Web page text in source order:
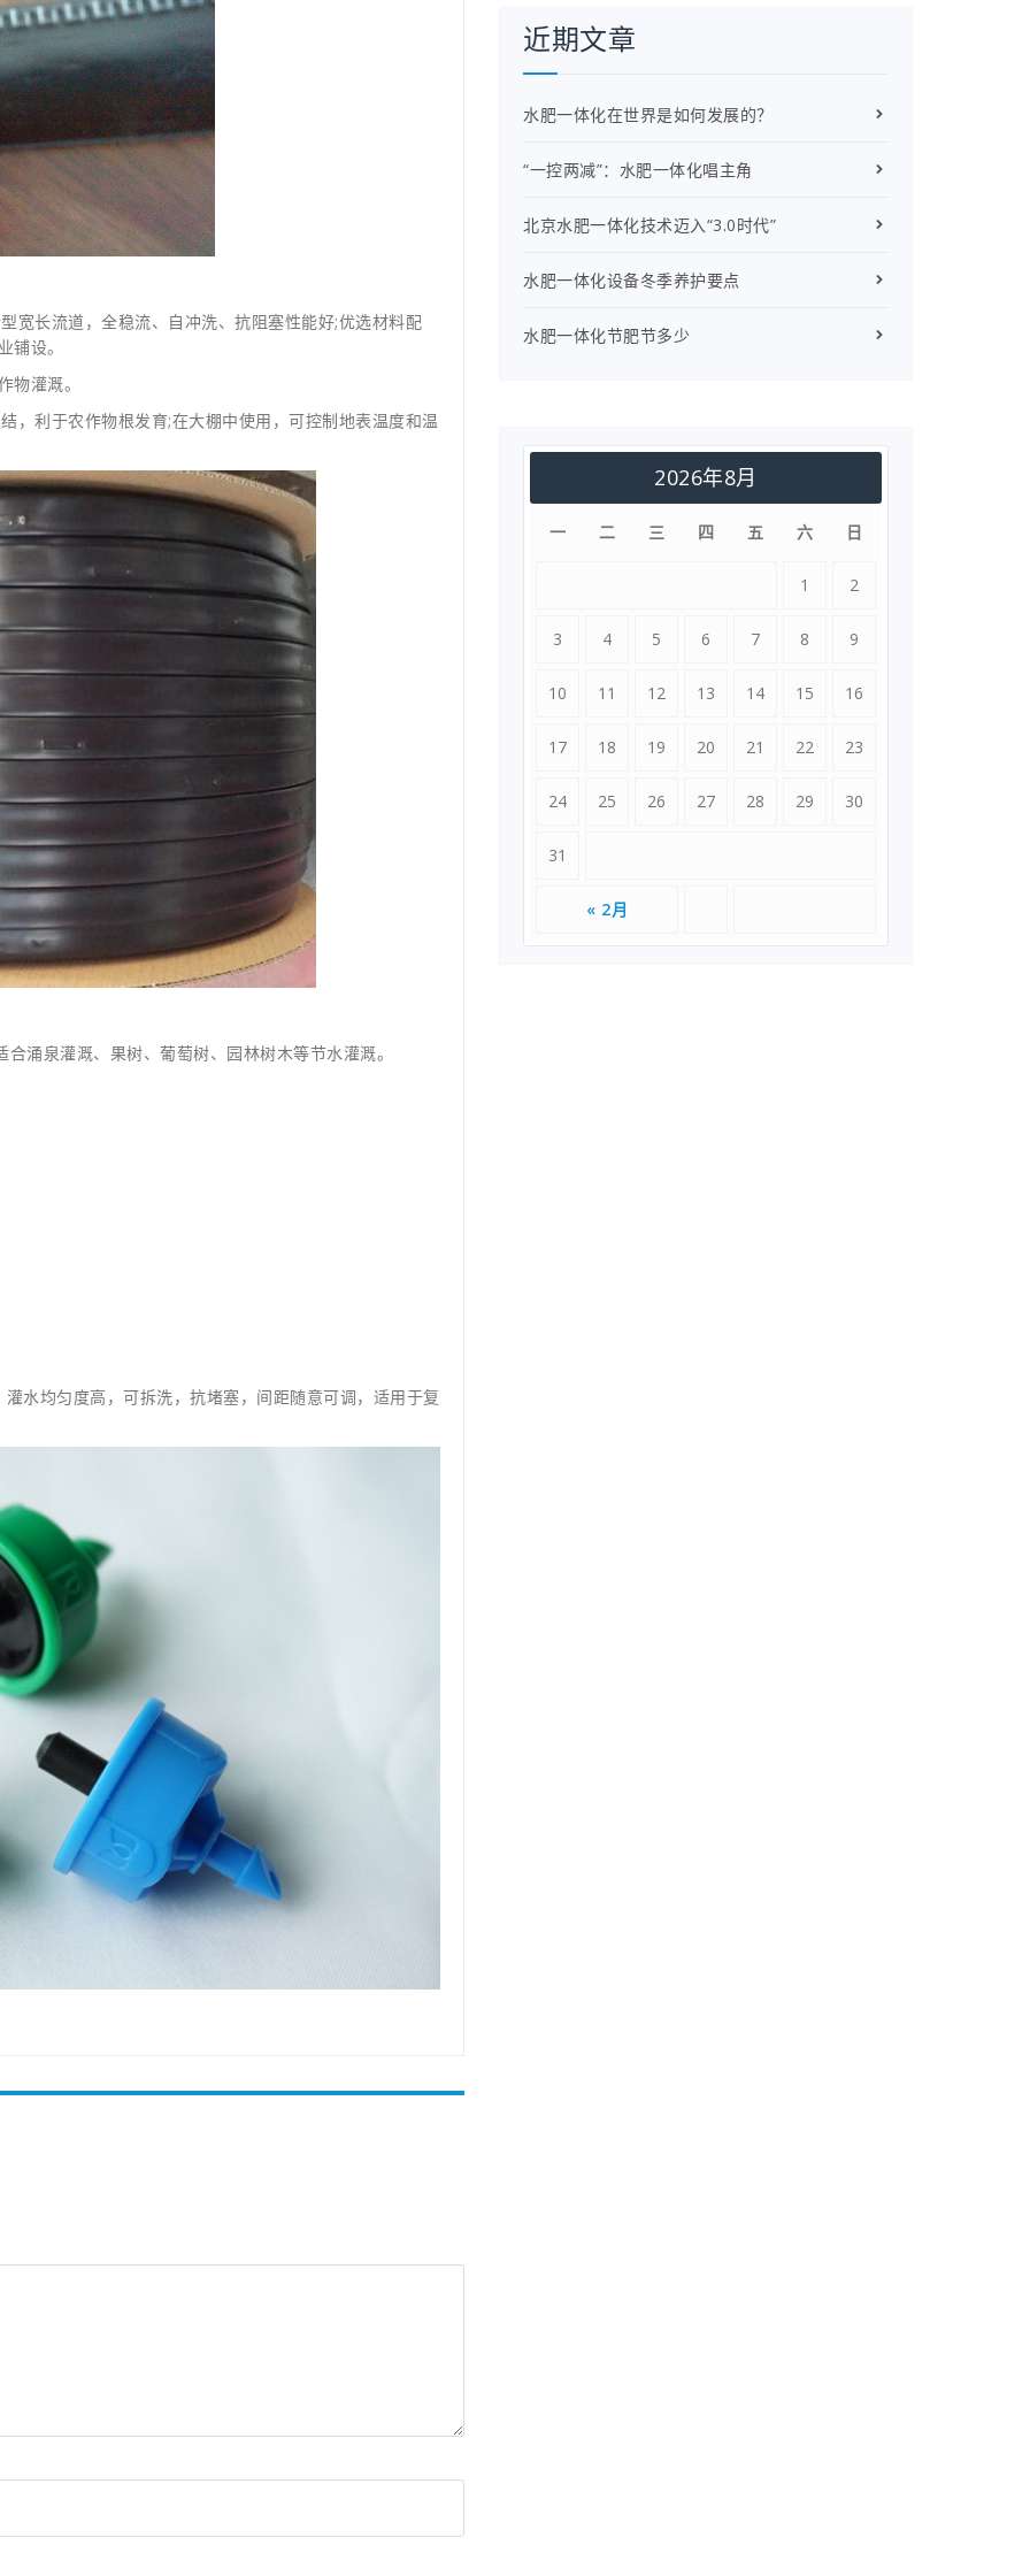
宽长流道，全稳流、自冲洗、抗阻塞性能好;优选材料配
设。
物灌溉。
，利于农作物根发育;在大棚中使用，可控制地表温度和温
涌泉灌溉、果树、葡萄树、园林树木等节水灌溉。
水均匀度高，可拆洗，抗堵塞，间距随意可调，适用于复
近期文章
水肥一体化在世界是如何发展的？
“一控两减”：水肥一体化唱主角
北京水肥一体化技术迈入“3.0时代”
水肥一体化设备冬季养护要点
水肥一体化节肥节多少
2026年8月
一 二 三 四 五 六 日
« 2月
1 2
3 4 5 6 7 8 9
10 11 12 13 14 15 16
17 18 19 20 21 22 23
24 25 26 27 28 29 30
31